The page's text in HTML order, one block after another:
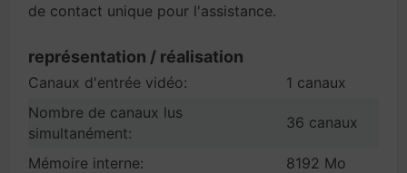
de contact unique pour l'assistance.
représentation / réalisation
Canaux d'entrée vidéo:
1 canaux
Nombre de canaux lus
simultanément:
36 canaux
Mémoire interne: 8192 Mo